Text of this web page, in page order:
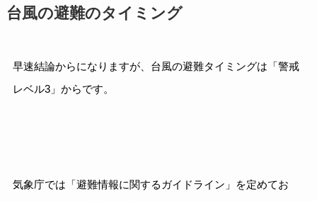
台風の避難のタイミング
早速結論からになりますが、台風の避難タイミングは「警戒
レベル3」からです。
気象庁では「避難情報に関するガイドライン」を定めてお